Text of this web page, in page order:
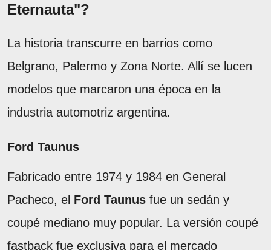
Eternauta"?
La historia transcurre en barrios como
Belgrano, Palermo y Zona Norte. Allí se lucen
modelos que marcaron una época en la
industria automotriz argentina.
Ford Taunus
Fabricado entre 1974 y 1984 en General
Pacheco, el Ford Taunus fue un sedán y
coupé mediano muy popular. La versión coupé
fastback fue exclusiva para el mercado